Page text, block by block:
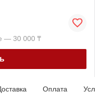
— 30 000 ₸
Оплата